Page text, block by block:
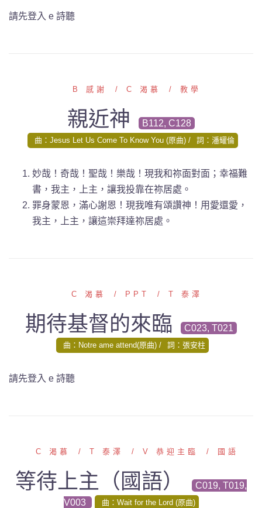
請先登入 e 詩聽
B 感謝 C 渴慕 教學
親近神 B112, C128
曲：Jesus Let Us Come To Know You (原曲) 詞：潘耀倫
妙哉！奇哉！聖哉！樂哉！現我和祢面對面；幸福難
書，我主，上主，讓我投靠在祢居處。
罪身蒙恩，滿心謝恩！現我唯有頌讚神！用愛還愛，
我主，上主，讓這崇拜達祢居處。
C 渴慕 PPT T 泰澤
期待基督的來臨 C023, T021
曲：Notre ame attend(原曲) 詞：張安柱
請先登入 e 詩聽
C 渴慕 T 泰澤 V 恭迎主臨 國語
等待上主（國語）
C019, T019,
V003
曲：Wait for the Lord (原曲)